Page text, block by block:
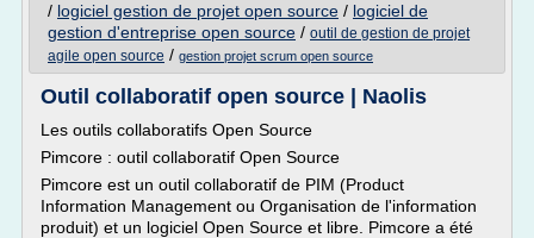
/ logiciel gestion de projet open source / logiciel de
gestion d'entreprise open source / outil de gestion de projet
agile open source / gestion projet scrum open source
Outil collaboratif open source | Naolis
Les outils collaboratifs Open Source
Pimcore : outil collaboratif Open Source
Pimcore est un outil collaboratif de PIM (Product
Information Management ou Organisation de l'information
produit) et un logiciel Open Source et libre. Pimcore a été